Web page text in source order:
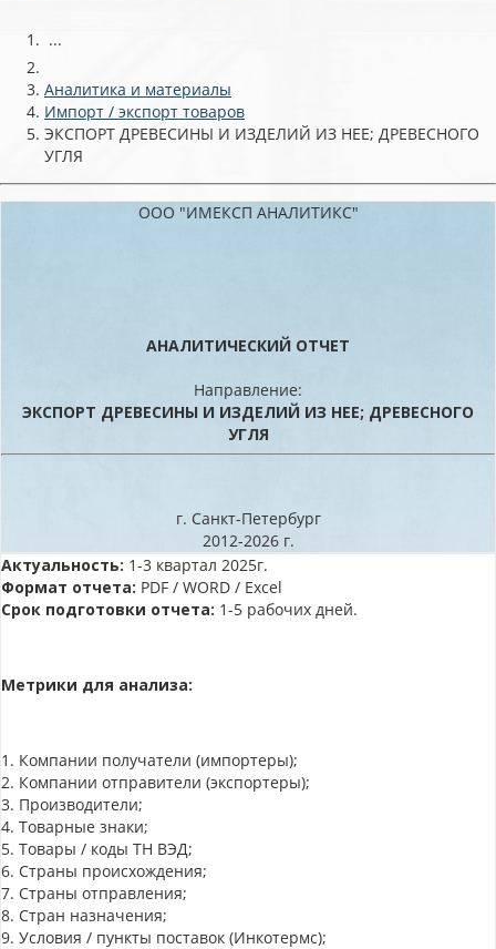
...
Аналитика и материалы
Импорт / экспорт товаров
ЭКСПОРТ ДРЕВЕСИНЫ И ИЗДЕЛИЙ ИЗ НЕЕ; ДРЕВЕСНОГО
УГЛЯ
ООО "ИМЕКСП АНАЛИТИКС"
АНАЛИТИЧЕСКИЙ ОТЧЕТ
Направление:
ЭКСПОРТ ДРЕВЕСИНЫ И ИЗДЕЛИЙ ИЗ НЕЕ; ДРЕВЕСНОГО
УГЛЯ
г. Санкт-Петербург
2012-2026 г.
Актуальность: 1-3 квартал 2025г.
Формат отчета: PDF / WORD / Excel
Срок подготовки отчета: 1-5 рабочих дней.
Метрики для анализа:
1. Компании получатели (импортеры);
2. Компании отправители (экспортеры);
3. Производители;
4. Товарные знаки;
5. Товары / коды ТН ВЭД;
6. Страны происхождения;
7. Страны отправления;
8. Стран назначения;
9. Условия / пункты поставок (Инкотермс);